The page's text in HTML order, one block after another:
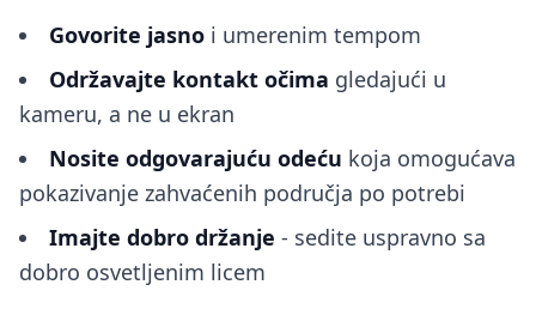
Govorite jasno i umerenim tempom
Održavajte kontakt očima gledajući u
kameru, a ne u ekran
Nosite odgovarajuću odeću koja omogućava
pokazivanje zahvaćenih područja po potrebi
Imajte dobro držanje - sedite uspravno sa
dobro osvetljenim licem